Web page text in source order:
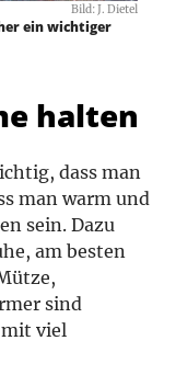
Bild: J. Dietel
ein wichtiger
halten
dass man
man warm und
sein. Dazu
am besten
sind
viel